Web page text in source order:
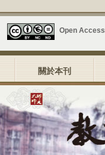
Open Access
關於本刊